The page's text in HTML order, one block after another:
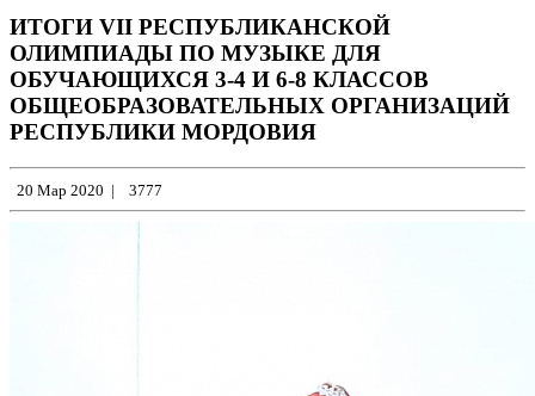
ИТОГИ VII РЕСПУБЛИКАНСКОЙ
ОЛИМПИАДЫ ПО МУЗЫКЕ ДЛЯ
ОБУЧАЮЩИХСЯ 3-4 И 6-8 КЛАССОВ
ОБЩЕОБРАЗОВАТЕЛЬНЫХ ОРГАНИЗАЦИЙ
РЕСПУБЛИКИ МОРДОВИЯ
20 Мар 2020 | 3777